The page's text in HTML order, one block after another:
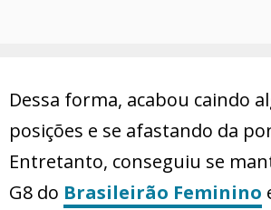
Dessa forma, acabou caindo
posições e se afastando da
Entretanto, conseguiu se
G8 do Brasileirão Feminino